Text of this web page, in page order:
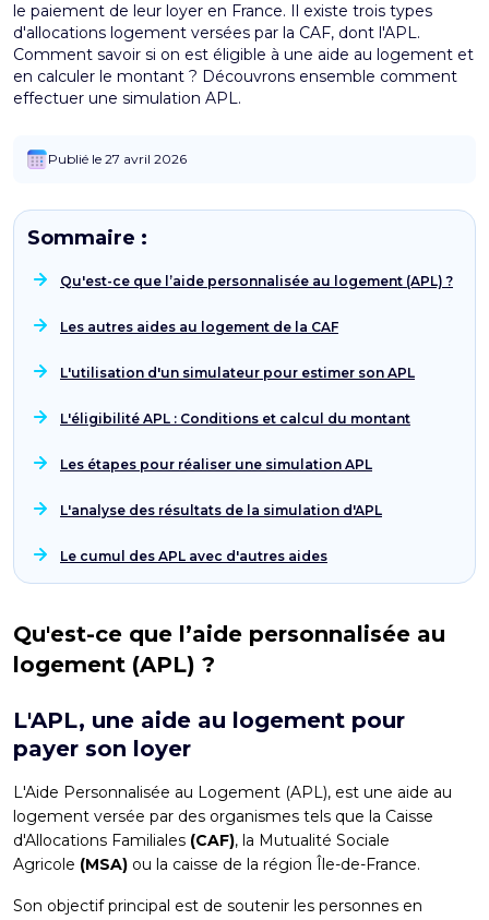
le paiement de leur loyer en France. Il existe trois types
d'allocations logement versées par la CAF, dont l'APL.
Comment savoir si on est éligible à une aide au logement et
en calculer le montant ? Découvrons ensemble comment
effectuer une simulation APL.
Publié le 27 avril 2026
Sommaire :
Qu'est-ce que l’aide personnalisée au logement (APL) ?
Les autres aides au logement de la CAF
L'utilisation d'un simulateur pour estimer son APL
L'éligibilité APL : Conditions et calcul du montant
Les étapes pour réaliser une simulation APL
L'analyse des résultats de la simulation d'APL
Le cumul des APL avec d'autres aides
Qu'est-ce que l’aide personnalisée au
logement (APL) ?
L'APL, une aide au logement pour
payer son loyer
L'Aide Personnalisée au Logement (APL), est une aide au
logement versée par des organismes tels que la Caisse
d'Allocations Familiales (CAF), la Mutualité Sociale
Agricole (MSA) ou la caisse de la région Île-de-France.
Son objectif principal est de soutenir les personnes en